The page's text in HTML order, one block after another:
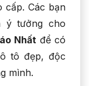
cấp. Các bạn
ý tưởng cho
Nhấtđể có
tô đẹp, độc
mình.